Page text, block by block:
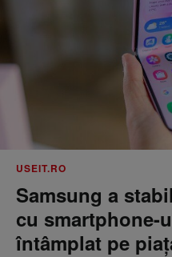
USEIT.RO
Samsung a
cu smartphone-
întâmplat pe